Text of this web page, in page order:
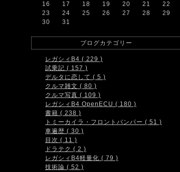
16
17 18 19 20 21
22
23
24 25 26 27 28
29
30
31
ブログカテゴリー
レガシィB4 ( 229 )
試乗記 ( 157 )
デルタに恋して ( 5 )
クルマ雑文 ( 80 )
クルマ写真 ( 109 )
レガシィB4 OpenECU ( 180 )
書籍 ( 238 )
トミーカイラ・フロントバンパー ( 51 )
車遍歴 ( 30 )
目次 ( 11 )
ドラテク ( 2 )
レガシィB4軽量化 ( 79 )
技術論 ( 52 )